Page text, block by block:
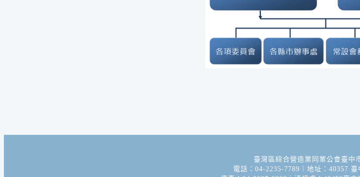
臺灣區綜合營造業同業公會臺中
電話：04-2235-7789｜地址：40357